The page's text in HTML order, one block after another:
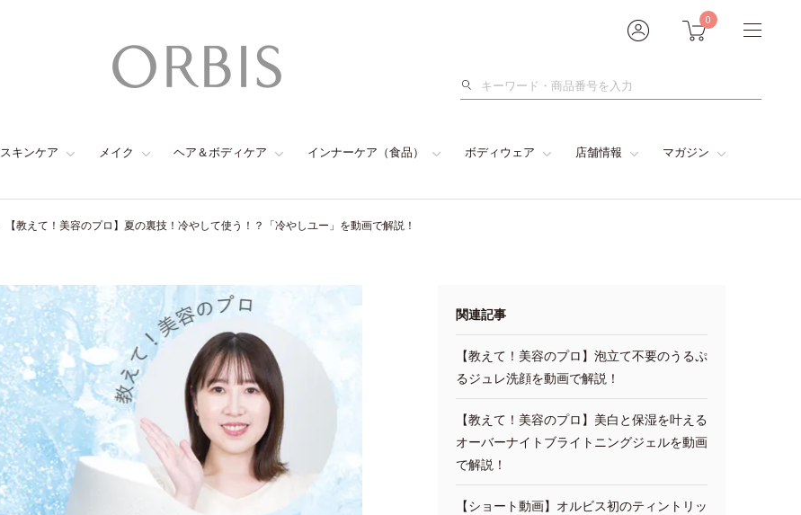
0
検
スキンケア メイク ヘア＆ボディケア インナーケア（食品） ボディウェア 店舗情報 マガジン
【教えて！美容のプロ】夏の裏技！冷やして使う！？「冷やしユー」を動画で解説！
関連記事
【教えて！美容のプロ】泡立て不要のうるぷ
るジュレ洗顔を動画で解説！
【教えて！美容のプロ】美白と保湿を叶える
オーバーナイトブライトニングジェルを動画
で解説！
【ショート動画】オルビス初のティントリッ